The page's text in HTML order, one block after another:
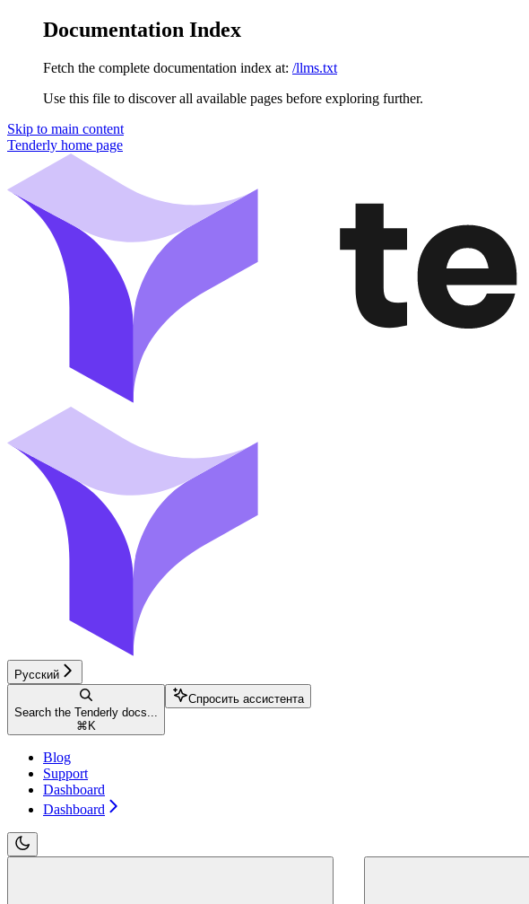
Documentation Index
Fetch the complete documentation index at: /llms.txt
Use this file to discover all available pages before exploring further.
Skip to main content
Tenderly home page
Русский
Search the Tenderly docs...
⌘ K
Спросить ассистента
Blog
Support
Dashboard
Dashboard